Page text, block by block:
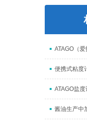
便携式粘度
酱油生产中